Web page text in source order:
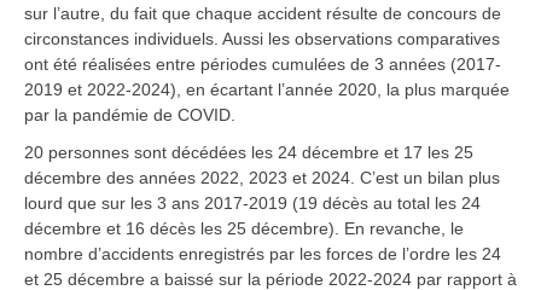
sur l’autre, du fait que chaque accident résulte de concours de
circonstances individuels. Aussi les observations comparatives
ont été réalisées entre périodes cumulées de 3 années (2017-
2019 et 2022-2024), en écartant l’année 2020, la plus marquée
par la pandémie de COVID.
20 personnes sont décédées les 24 décembre et 17 les 25
décembre des années 2022, 2023 et 2024. C’est un bilan plus
lourd que sur les 3 ans 2017-2019 (19 décès au total les 24
décembre et 16 décès les 25 décembre). En revanche, le
nombre d’accidents enregistrés par les forces de l’ordre les 24
et 25 décembre a baissé sur la période 2022-2024 par rapport à